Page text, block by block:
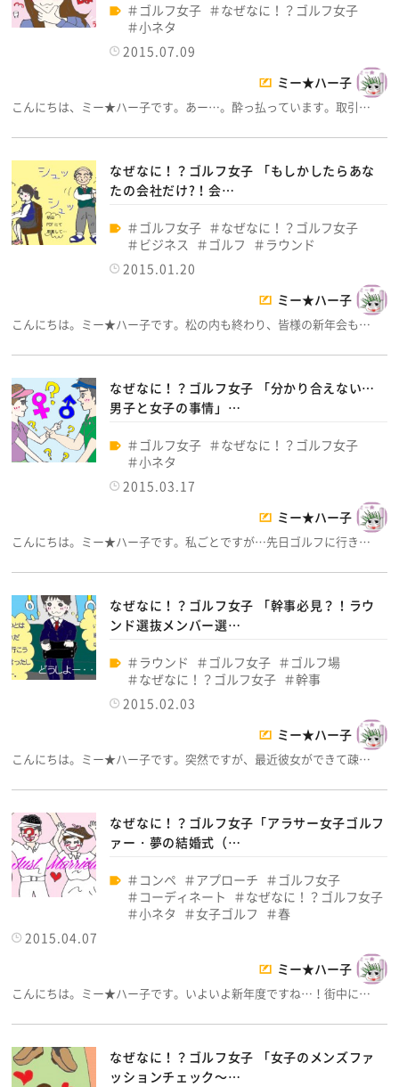
ゴルフ女子
なぜなに！？ゴルフ女子
小ネタ
2015.07.09
ミー★ハー子
こんにちは、ミー★ハー子です。あー…。酔っ払っています。取引…
なぜなに！？ゴルフ女子 「もしかしたらあな
たの会社だけ?！会…
ゴルフ女子
なぜなに！？ゴルフ女子
ビジネス
ゴルフ
ラウンド
2015.01.20
ミー★ハー子
こんにちは。ミー★ハー子です。松の内も終わり、皆様の新年会も…
なぜなに！？ゴルフ女子 「分かり合えない…
男子と女子の事情」…
ゴルフ女子
なぜなに！？ゴルフ女子
小ネタ
2015.03.17
ミー★ハー子
こんにちは。ミー★ハー子です。私ごとですが…先日ゴルフに行き…
なぜなに！？ゴルフ女子 「幹事必見？！ラウ
ンド選抜メンバー選…
ラウンド ゴルフ女子
ゴルフ場
なぜなに！？ゴルフ女子
幹事
2015.02.03
ミー★ハー子
こんにちは。ミー★ハー子です。突然ですが、最近彼女ができて疎…
なぜなに！？ゴルフ女子「アラサー女子ゴルフ
ァー・夢の結婚式（…
コンペ アプローチ
ゴルフ女子
コーディネート
なぜなに！？ゴルフ女子
小ネタ
女子ゴルフ
春
2015.04.07
ミー★ハー子
こんにちは。ミー★ハー子です。いよいよ新年度ですね…！街中に…
なぜなに！？ゴルフ女子 「女子のメンズファ
ッションチェック～…